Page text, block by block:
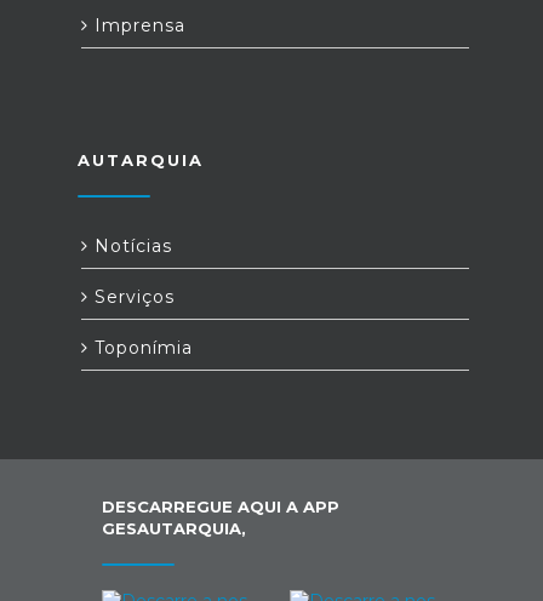
Imprensa
AUTARQUIA
Notícias
Serviços
Toponímia
DESCARREGUE AQUI A APP
GESAUTARQUIA,